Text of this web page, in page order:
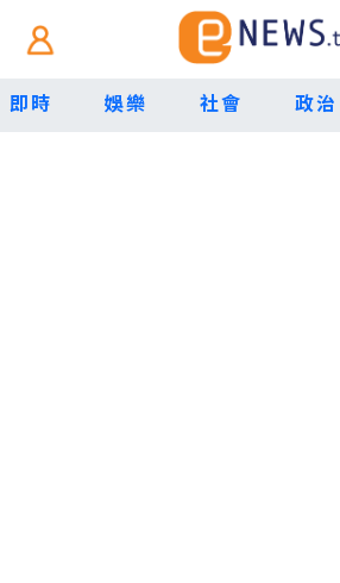
即時 娛樂 社會 政治